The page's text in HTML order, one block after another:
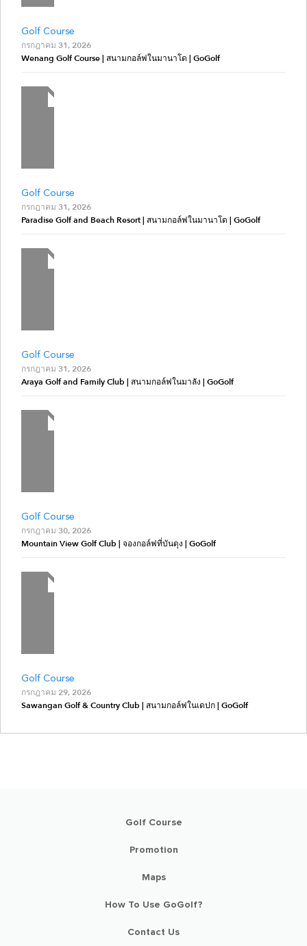
Golf Course
กรกฎาคม 31, 2026
Wenang Golf Course | สนามกอล์ฟในมานาโด | GoGolf
Golf Course
กรกฎาคม 31, 2026
Paradise Golf and Beach Resort | สนามกอล์ฟในมานาโด | GoGolf
Golf Course
กรกฎาคม 31, 2026
Araya Golf and Family Club | สนามกอล์ฟในมาลัง | GoGolf
Golf Course
กรกฎาคม 30, 2026
Mountain View Golf Club | จองกอล์ฟที่บันดุง | GoGolf
Golf Course
กรกฎาคม 29, 2026
Sawangan Golf & Country Club | สนามกอล์ฟในเดปก | GoGolf
Golf Course
Promotion
Maps
How To Use GoGolf?
Contact Us